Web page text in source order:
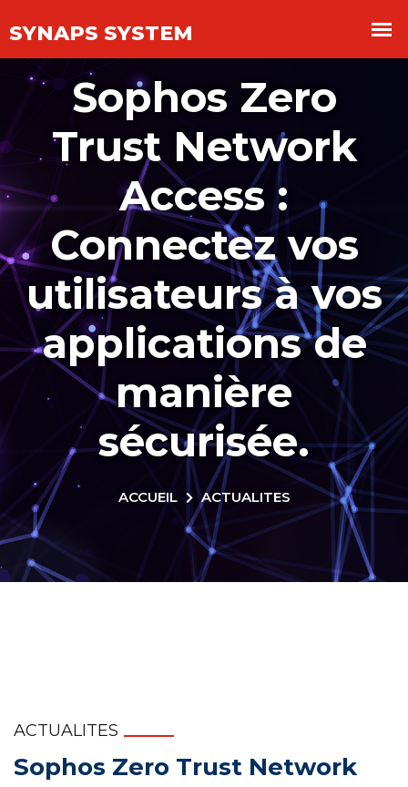
Sophos Zero
Trust Network
Access :
Connectez vos
utilisateurs à vos
applications de
manière
sécurisée.
ACCUEIL ACTUALITES
ACTUALITES
Sophos Zero Trust Network